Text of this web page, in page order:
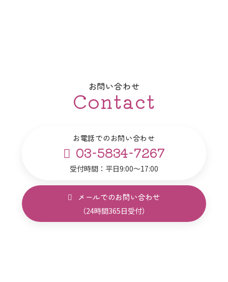
お問い合わせ
Contact
お電話でのお問い合わせ
03-5834-7267
受付時間：平日9:00～17:00
メールでのお問い合わせ
（24時間365日受付）